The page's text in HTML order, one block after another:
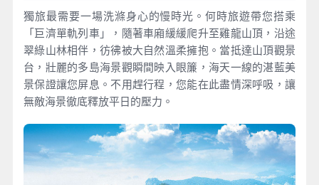
獨旅最需要一場洗滌身心的慢時光。何時旅遊帶您搭乘
「巨濟單軌列車」，隨著車廂緩緩爬升至雞龍山頂，沿途
翠綠山林相伴，彷彿被大自然溫柔擁抱。當抵達山頂觀景
台，壯麗的多島海景觀瞬間映入眼簾，海天一線的湛藍美
景保證讓您屏息。不用趕行程，您能在此盡情深呼吸，讓
無敵海景徹底釋放平日的壓力。